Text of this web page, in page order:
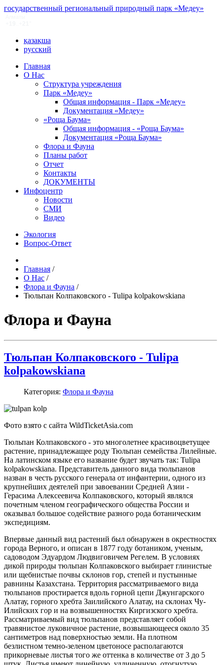
государственный региональный природный парк «Медеу»
қазақша
русский
Главная
О Нас
Структура учреждения
Парк «Медеу»
Общая информация - Парк «Медеу»
Документация «Медеу»
«Роща Баума»
Общая информация - «Роща Баума»
Документация «Роща Баума»
Флора и Фауна
Планы работ
Отчет
Контакты
ДОКУМЕНТЫ
Инфоцентр
Новости
СМИ
Видео
Экология
Вопрос-Ответ
Главная /
О Нас /
Флора и Фауна /
Тюльпан Колпаковского - Tulipa kolpakowskiana
Флора и Фауна
Тюльпан Колпаковского - Tulipa
kolpakowskiana
Категория: Флора и Фауна
Фото взято с сайта WildTicketAsia.com
Тюльпан Колпаковского - это многолетнее красивоцветущее
растение, принадлежащее роду Тюльпан семейства Лилейные.
На латинском языке его название будет звучать так: Tulipa
kolpakowskiana. Представитель данного вида тюльпанов
назван в честь русского генерала от инфантерии, одного из
крупнейших деятелей при завоевании Средней Азии -
Герасима Алексеевича Колпаковского, который являлся
почетным членом географического общества России и
оказывал большое содействие разного рода ботаническим
экспедициям.
Впервые данный вид растений был обнаружен в окрестностях
города Верного, и описан в 1877 году ботаником, ученым,
садоводом Эдуардом Людвиговичем Регелем. В условиях
дикой природы тюльпан Колпаковского выбирает глинистые
или щебнистые почвы склонов гор, степей и пустынные
равнины Казахстана. Территория рассматриваемого вида
тюльпанов простирается вдоль горной цепи Джунгарского
Алатау, горного хребта Заилийского Алатау, на склонах Чу-
Илийских гор и на возвышенностях Киргизского хребта.
Рассматриваемый вид тюльпанов представляет собой
травянистое луковичное растение, возвышающееся около 35
сантиметров над поверхностью земли. На плотном
безлистном темно-зеленом цветоносе располагаются
прикорневые листья того же оттенка в количестве от 3 до 5